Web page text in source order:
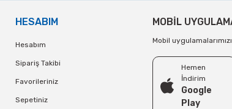
HESABIM
Hesabım
Sipariş Takibi
Favorileriniz
Sepetiniz
MOBİL
Mobil
Hemen
İndirim
Google
Play